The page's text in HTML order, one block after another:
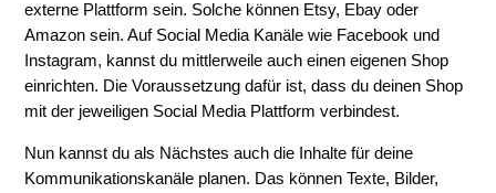
externe Plattform sein. Solche können Etsy, Ebay oder
Amazon sein. Auf Social Media Kanäle wie Facebook und
Instagram, kannst du mittlerweile auch einen eigenen Shop
einrichten. Die Voraussetzung dafür ist, dass du deinen Shop
mit der jeweiligen Social Media Plattform verbindest.
Nun kannst du als Nächstes auch die Inhalte für deine
Kommunikationskanäle planen. Das können Texte, Bilder,